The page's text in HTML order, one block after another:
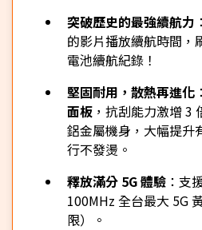
突破歷史的最強續航力
的影片播放續航時間，
電池續航紀錄！
堅固耐用，散熱再進化
面板 ，抗刮能力激增 3
鋁金屬機身，大幅提升
行不發燙。
釋放滿分 5G 體驗 ：支
100MHz 全台最大 5G
限）。